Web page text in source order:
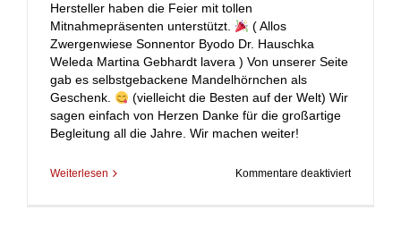
Hersteller haben die Feier mit tollen
Mitnahmepräsenten unterstützt.
( Allos
Zwergenwiese Sonnentor Byodo Dr. Hauschka
Weleda Martina Gebhardt lavera ) Von unserer Seite
gab es selbstgebackene Mandelhörnchen als
Geschenk.
(vielleicht die Besten auf der Welt) Wir
sagen einfach von Herzen Danke für die großartige
Begleitung all die Jahre. Wir machen weiter!
Weiterlesen Kommentare deaktiviertfür